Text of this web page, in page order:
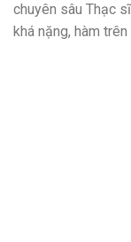
chuyên sâu Thạc
khá nặng, hàm